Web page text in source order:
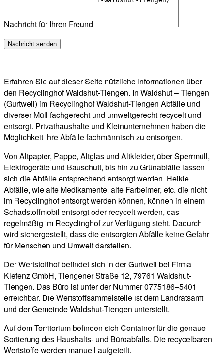
Nachricht für Ihren Freund
Erfahren Sie auf dieser Seite nützliche Informationen über
den Recyclinghof Waldshut-Tiengen. In Waldshut – Tiengen
(Gurtweil) im Recyclinghof Waldshut-Tiengen Abfälle und
diverser Müll fachgerecht und umweltgerecht recycelt und
entsorgt. Privathaushalte und Kleinunternehmen haben die
Möglichkeit ihre Abfälle fachmännisch zu entsorgen.
Von Altpapier, Pappe, Altglas und Altkleider, über Sperrmüll,
Elektrogeräte und Bauschutt, bis hin zu Grünabfälle lassen
sich die Abfälle entsprechend entsorgt werden. Heikle
Abfälle, wie alte Medikamente, alte Farbeimer, etc. die nicht
im Recyclinghof entsorgt werden können, können in einem
Schadstoffmobil entsorgt oder recycelt werden, das
regelmäßig im Recyclinghof zur Verfügung steht. Dadurch
wird sichergestellt, dass die entsorgten Abfälle keine Gefahr
für Menschen und Umwelt darstellen.
Der Wertstoffhof befindet sich in der Gurtweil bei Firma
Klefenz GmbH, Tiengener Straße 12, 79761 Waldshut-
Tiengen. Das Büro ist unter der Nummer 0775186–5401
erreichbar. Die Wertstoffsammelstelle ist dem Landratsamt
und der Gemeinde Waldshut-Tiengen unterstellt.
Auf dem Territorium befinden sich Container für die genaue
Sortierung des Haushalts- und Büroabfalls. Die recycelbaren
Wertstoffe werden manuell aufgeteilt.